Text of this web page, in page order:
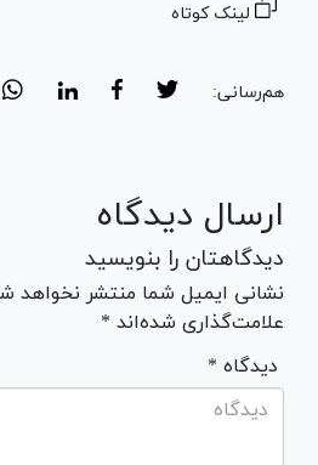
لینک کوتاه
هم‌رسانی:
ارسال دیدگاه
دیدگاهتان را بنویسید
نشانی ایمیل شما منتشر نخواهد
علامت‌گذاری شده‌اند *
* دیدگاه